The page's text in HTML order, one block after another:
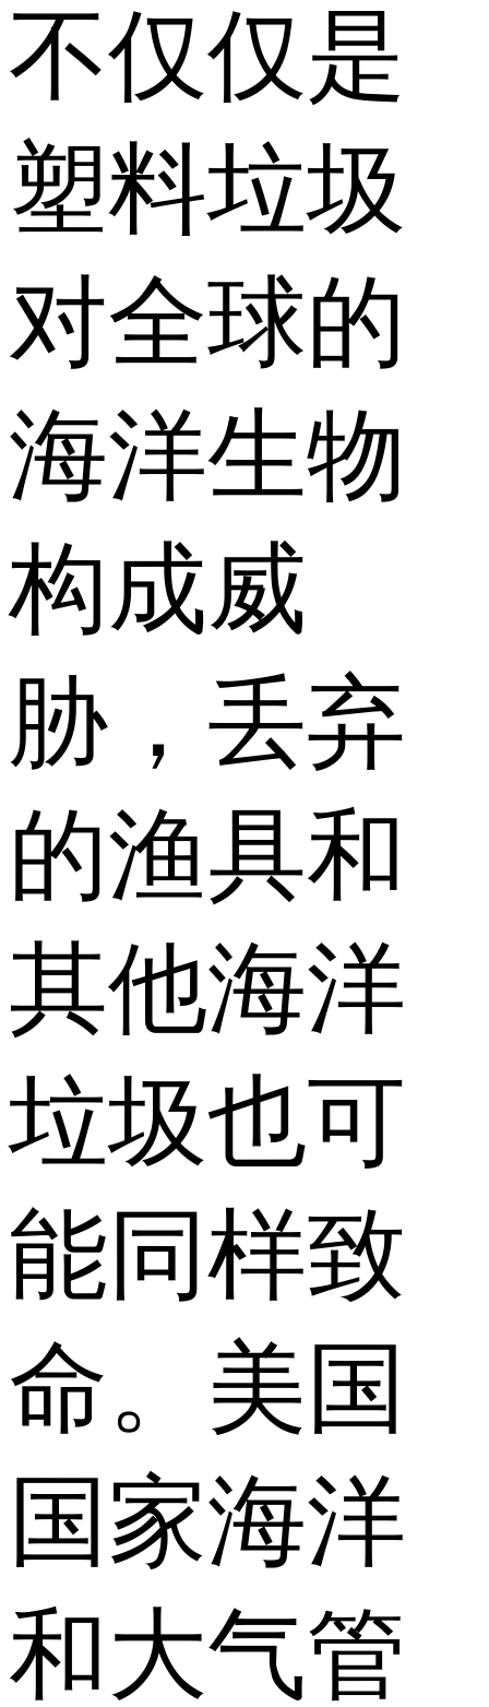
不仅仅是
塑料垃圾
对全球的
海洋生物
构成威
胁，丢弃
的渔具和
其他海洋
垃圾也可
能同样致
命。美国
国家海洋
和大气管